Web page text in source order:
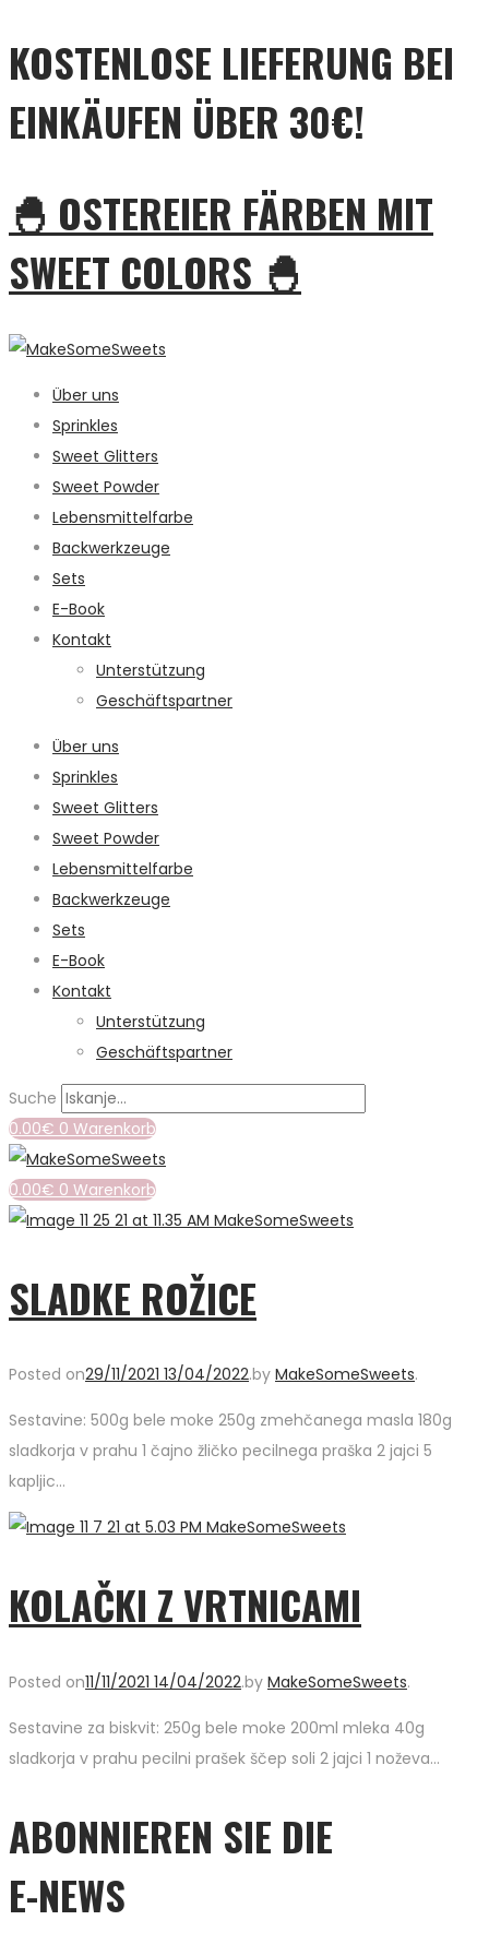
KOSTENLOSE LIEFERUNG BEI
EINKÄUFEN ÜBER 30€!
🐣 OSTEREIER FÄRBEN MIT
SWEET COLORS 🐣
Über uns
Sprinkles
Sweet Glitters
Sweet Powder
Lebensmittelfarbe
Backwerkzeuge
Sets
E-Book
Kontakt
Unterstützung
Geschäftspartner
Über uns
Sprinkles
Sweet Glitters
Sweet Powder
Lebensmittelfarbe
Backwerkzeuge
Sets
E-Book
Kontakt
Unterstützung
Geschäftspartner
Suche
0.00€ 0 Warenkorb
0.00€ 0 Warenkorb
SLADKE ROŽICE
Posted on29/11/2021 13/04/2022.by MakeSomeSweets.
Sestavine: 500g bele moke 250g zmehčanega masla 180g
sladkorja v prahu 1 čajno žličko pecilnega praška 2 jajci 5
kapljic…
KOLAČKI Z VRTNICAMI
Posted on11/11/2021 14/04/2022.by MakeSomeSweets.
Sestavine za biskvit: 250g bele moke 200ml mleka 40g
sladkorja v prahu pecilni prašek ščep soli 2 jajci 1 noževa…
ABONNIEREN SIE DIE
E-NEWS